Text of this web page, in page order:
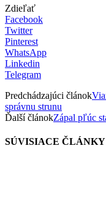
Zdieľať
Facebook
Twitter
Pinterest
WhatsApp
Linkedin
Telegram
Predchádzajúci článok
správnu strunu
Ďalší článokZápal pľúc
SÚVISIACE ČLÁNKY